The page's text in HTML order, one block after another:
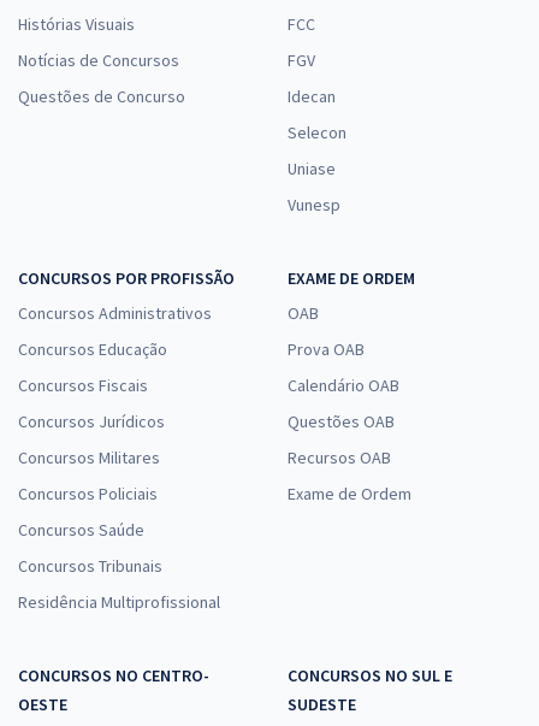
Histórias Visuais
Notícias de Concursos
Questões de Concurso
FCC
FGV
Idecan
Selecon
Uniase
Vunesp
CONCURSOS POR PROFISSÃO
Concursos Administrativos
Concursos Educação
Concursos Fiscais
Concursos Jurídicos
Concursos Militares
Concursos Policiais
Concursos Saúde
Concursos Tribunais
Residência Multiprofissional
EXAME DE ORDEM
OAB
Prova OAB
Calendário OAB
Questões OAB
Recursos OAB
Exame de Ordem
CONCURSOS NO CENTRO-
OESTE
CONCURSOS NO SUL E
SUDESTE